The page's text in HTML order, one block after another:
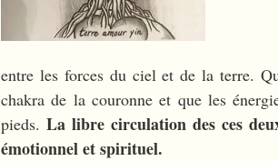
entre les forces du ciel et de la terre.
chakra de la couronne et que les
pieds. La libre circulation des ces
émotionnel et spirituel.